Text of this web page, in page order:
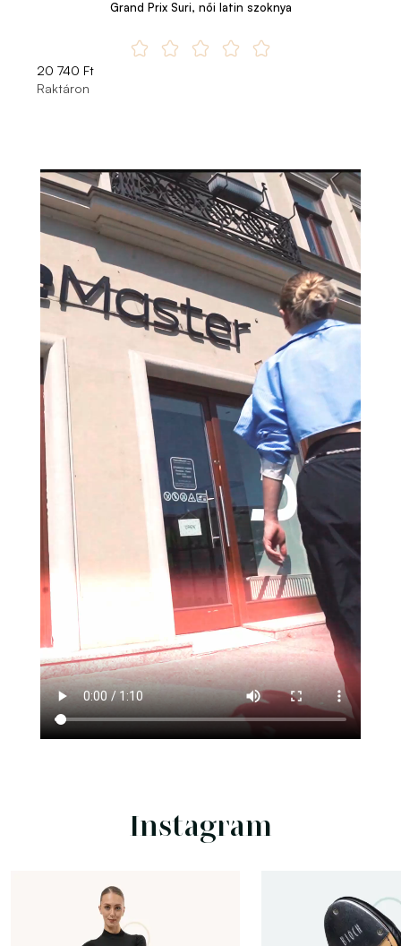
Grand Prix Suri, női latin szoknya
20 740 Ft
Raktáron
Instagram